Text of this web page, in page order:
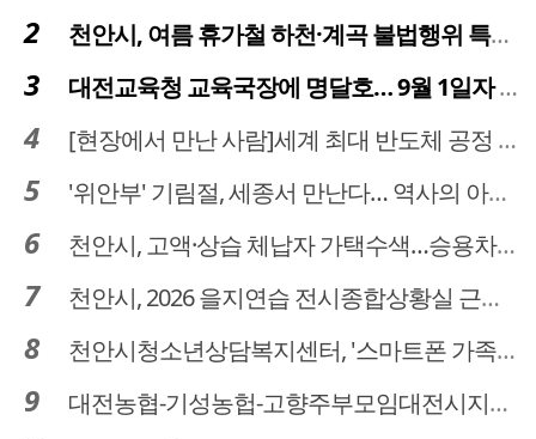
천안시, 여름 휴가철 하천·계곡 불법행위 특별단속
대전교육청 교육국장에 명달호… 9월 1일자 181명 인사
[현장에서 만난 사람]세계 최대 반도체 공정 장비 제조 기업 ASML 한종호 매니저
'위안부' 기림절, 세종서 만난다… 역사의 아픔 치유, '평화의 장'
천안시, 고액·상습 체납자 가택수색…승용차 압류·공매 착수
천안시, 2026 을지연습 전시종합상황실 근무자 사전교육
천안시청소년상담복지센터, '스마트폰 가족치유캠프' 운영
대전농협-기성농헙-고향주부모임대전시지회, 이심점심 중식지원 봉사활동